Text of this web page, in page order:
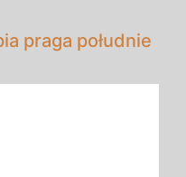
praga południe